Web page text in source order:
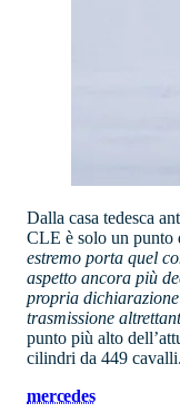
Dalla casa tedesca
CLE è solo un punto
estremo porta quel
aspetto ancora più
propria
trasmissione
punto più alto
cilindri da 449 cavalli.
mercedes